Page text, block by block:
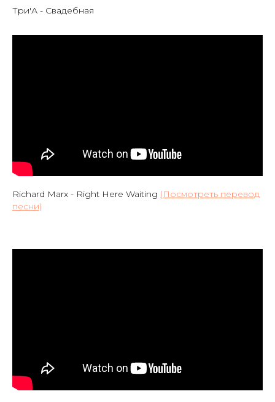
Три'А - Свадебная
Richard Marx - Right Here Waiting (Посмотреть перевод
песни)